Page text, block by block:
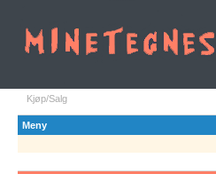
Kjøp/Salg
Meny